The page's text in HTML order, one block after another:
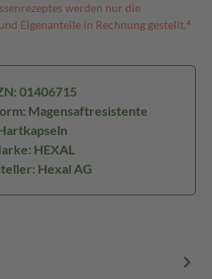
werden nur die
Eigenanteile in Rechnung gestellt.⁴
01406715
Magensaftresistente
HEXAL
Hexal AG